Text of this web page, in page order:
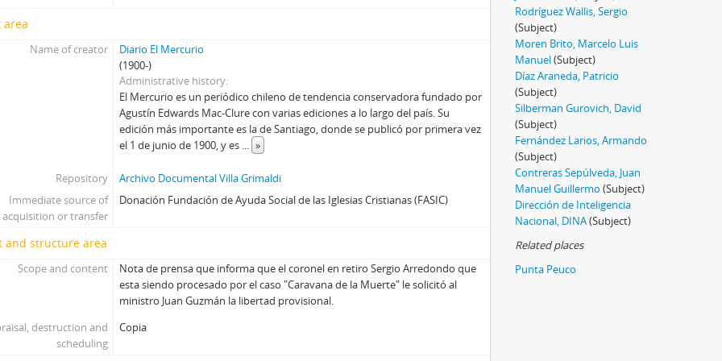
area
Name of creator
Diario El Mercurio
(1900-)
Administrative history
El Mercurio es un periódico chileno de tendencia conservadora fundado por
Agustín Edwards Mac-Clure con varias ediciones a lo largo del país. Su
edición más importante es la de Santiago, donde se publicó por primera vez
el 1 de junio de 1900, y es ... »
Repository
Archivo Documental Villa Grimaldi
Immediate source of
acquisition or transfer
Donación Fundación de Ayuda Social de las Iglesias Cristianas (FASIC)
and structure area
Scope and content
Nota de prensa que informa que el coronel en retiro Sergio Arredondo que
esta siendo procesado por el caso "Caravana de la Muerte" le solicitó al
ministro Juan Guzmán la libertad provisional.
destruction and
scheduling
Copia
Rodríguez Wallis, Sergio
(Subject)
Moren Brito, Marcelo Luis
Manuel(Subject)
Díaz Araneda, Patricio
(Subject)
Silberman Gurovich, David
(Subject)
Fernández Larios, Armando
(Subject)
Contreras Sepúlveda, Juan
Manuel Guillermo (Subject)
Dirección de Inteligencia
Nacional, DINA(Subject)
Related places
Punta Peuco